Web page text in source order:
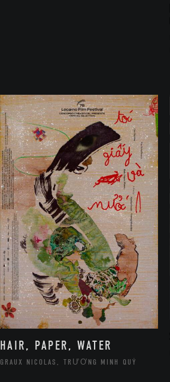
HAIR, PAPER, WATER
GRAUX NICOLAS, TRƯƠNG MINH QUÝ